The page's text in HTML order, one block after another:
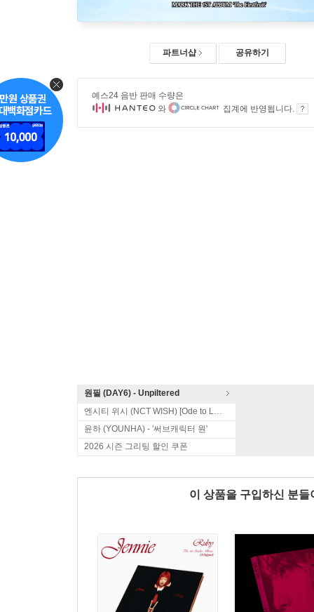
파트너샵 공유하기
예스24 음반 판매 수량은
와
집계에 반영됩니다.
원필 (DAY6) - Unpiltered
엔시티 위시 (NCT WISH) [Ode to Love]
윤하 (YOUNHA) - '써브캐릭터 원'
2026 시즌 그리팅 할인 쿠폰
이 상품을 구입하신 분